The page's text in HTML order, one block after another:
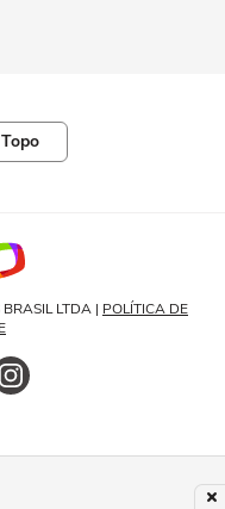
LTDA | POLÍTICA DE